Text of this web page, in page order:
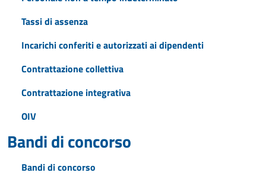
Tassi di assenza
Incarichi conferiti e autorizzati ai dipendenti
Contrattazione collettiva
Contrattazione integrativa
OIV
Bandi di concorso
Bandi di concorso